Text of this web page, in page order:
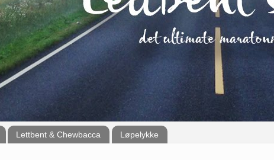
Lettbent & Chewbacca Løpelykke